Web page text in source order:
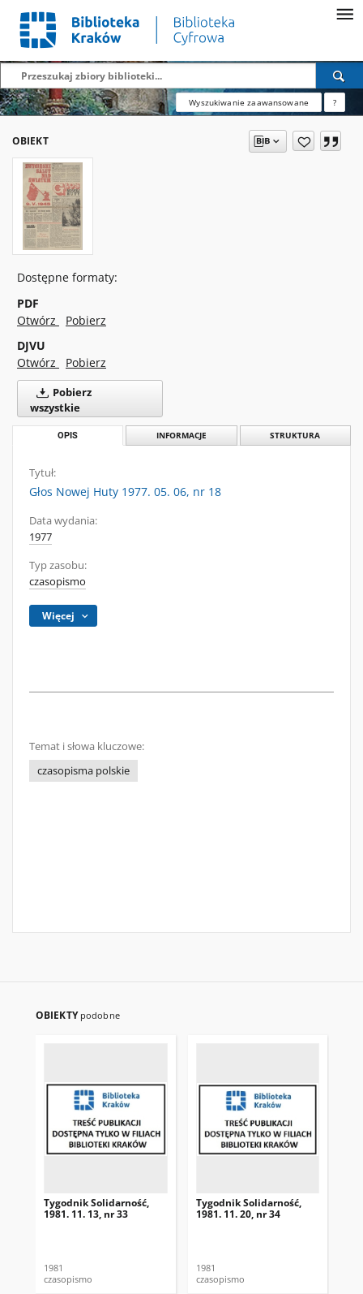
Wyszukiwanie zaawansowane ?
OBIEKT
Dostępne formaty:
PDF
Otwórz
Pobierz
DJVU
Otwórz
Pobierz
Pobierz
wszystkie
OPIS INFORMACJE STRUKTURA
Tytuł:
Głos Nowej Huty 1977. 05. 06, nr 18
Data wydania:
1977
Typ zasobu:
czasopismo
Więcej
Temat i słowa kluczowe:
czasopisma polskie
OBIEKTY podobne
Tygodnik Solidarność,
1981. 11. 13, nr 33
1981
czasopismo
Tygodnik Solidarność,
1981. 11. 20, nr 34
1981
czasopismo